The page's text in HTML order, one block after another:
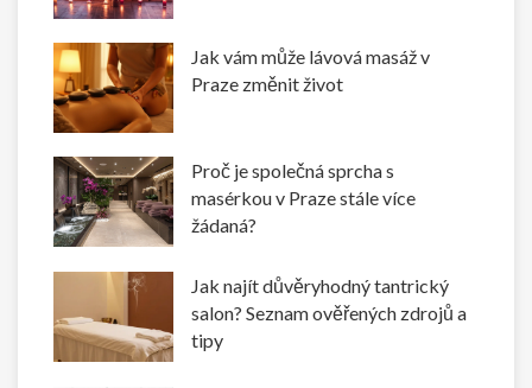
Jak vám může lávová masáž v
Praze změnit život
Proč je společná sprcha s
masérkou v Praze stále více
žádaná?
Jak najít důvěryhodný tantrický
salon? Seznam ověřených zdrojů a
tipy